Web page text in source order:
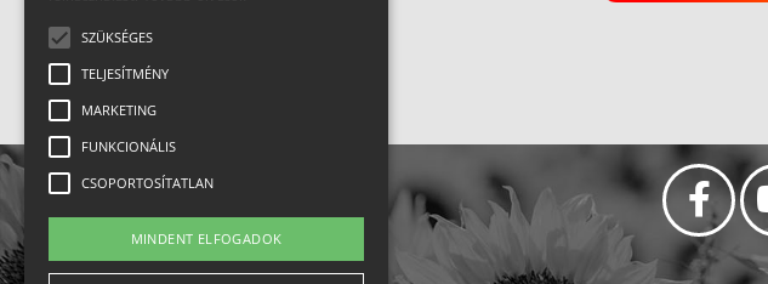
SZÜKSÉGES
TELJESÍTMÉNY
MARKETING
FUNKCIONÁLIS
CSOPORTOSÍTATLAN
MINDENT ELFOGADOK